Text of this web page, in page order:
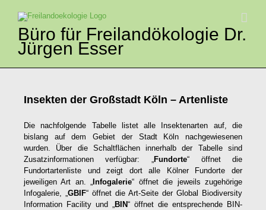
springenBüro für Freilandökologie Dr.
Jürgen Esser
Insekten der Großstadt Köln – Artenliste
Die nachfolgende Tabelle listet alle Insektenarten auf, die
bislang auf dem Gebiet der Stadt Köln nachgewiesenen
wurden. Über die Schaltflächen innerhalb der Tabelle sind
Zusatzinformationen verfügbar: „
Fundorte“ öffnet die
Fundortartenliste und zeigt dort alle Kölner Fundorte der
jeweiligen Art an. „
Infogalerie“ öffnet die jeweils zugehörige
Infogalerie, „ GBIF“ öffnet die Art-Seite der Global Biodiversity
Information Facility und „
BIN“ öffnet die entsprechende BIN-